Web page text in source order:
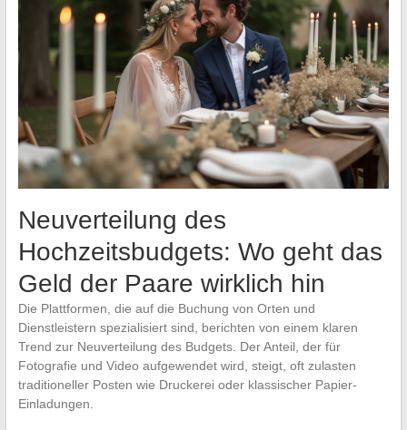
Neuverteilung des
Hochzeitsbudgets: Wo geht das
Geld der Paare wirklich hin
Die Plattformen, die auf die Buchung von Orten und
Dienstleistern spezialisiert sind, berichten von einem klaren
Trend zur Neuverteilung des Budgets. Der Anteil, der für
Fotografie und Video aufgewendet wird, steigt, oft zulasten
traditioneller Posten wie Druckerei oder klassischer Papier-
Einladungen.